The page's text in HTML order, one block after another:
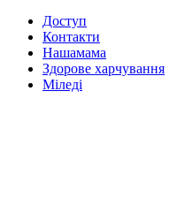
Доступ
Контакти
Нашамама
Здорове харчування
Міледі